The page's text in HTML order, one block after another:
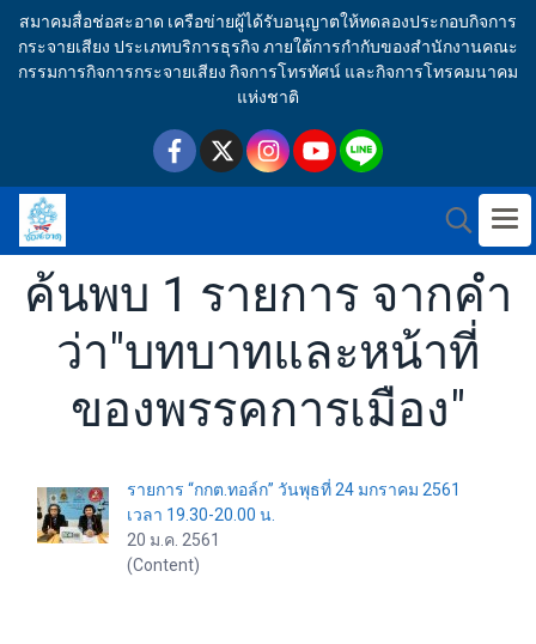
สมาคมสื่อช่อสะอาด เครือข่ายผู้ได้รับอนุญาตให้ทดลองประกอบกิจการ
กระจายเสียง ประเภทบริการธุรกิจ ภายใต้การกำกับของสำนักงานคณะ
กรรมการกิจการกระจายเสียง กิจการโทรทัศน์ และกิจการโทรคมนาคม
แห่งชาติ
ค้นพบ 1 รายการ จากคำ
ว่า"บทบาทและหน้าที่
ของพรรคการเมือง"
รายการ “กกต.ทอล์ก” วันพุธที่ 24 มกราคม 2561
เวลา 19.30-20.00 น.
20 ม.ค. 2561
(Content)